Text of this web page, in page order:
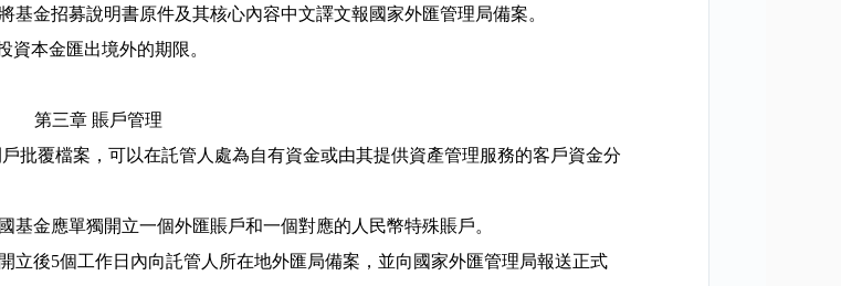
基金招募說明書原件及其核心內容中文譯文報國家外匯管理局備案。
資本金匯出境外的期限。
第三章 賬戶管理
批覆檔案，可以在託管人處為自有資金或由其提供資產管理服務的客戶資金分
金應單獨開立一個外匯賬戶和一個對應的人民幣特殊賬戶。
立後5個工作日內向託管人所在地外匯局備案，並向國家外匯管理局報送正式